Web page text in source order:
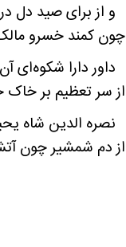
و از برایصید دل در
چون کمند خسرو
داور دارا شکوه‌ایآن
از سرتعظیم برخاک
نصره الدین شاه
از دم شمشیرچون